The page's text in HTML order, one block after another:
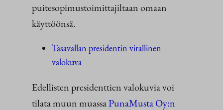
puitesopimustoimittajiltaan omaan
käyttöönsä.
Tasavallan presidentin virallinen
valokuva
Edellisten presidenttien valokuvia voi
tilata muun muassaPunaMusta Oy:n